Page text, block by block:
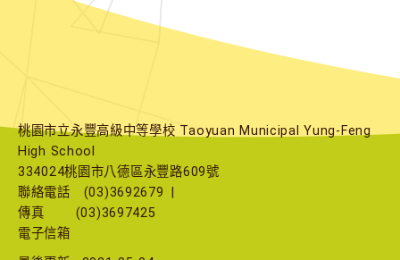
桃園市立永豐高級中等學校 Taoyuan Municipal Yung-Feng
High School
334024桃園市八德區永豐路609號
聯絡電話
(03)3692679
傳真
(03)3697425
電子信箱